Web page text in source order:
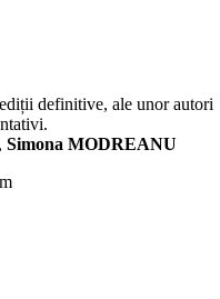
definitive, ale unor autori
, Simona MODREANU